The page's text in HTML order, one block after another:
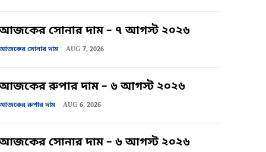
সোনার দাম – ৭ আগস্ট ২০২৬
সোনার দাম AUG 7, 2026
রুপার দাম – ৬ আগস্ট ২০২৬
রুপার দাম AUG 6, 2026
সোনার দাম – ৬ আগস্ট ২০২৬